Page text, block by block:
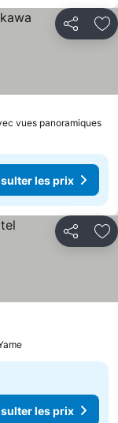
Partager
vues panoramiques
les prix
Partager
les prix
prix
les prix